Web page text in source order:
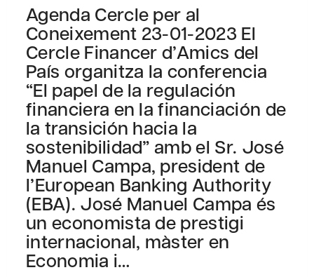
Agenda Cercle per al
Coneixement 23-01-2023 El
Cercle Financer d’Amics del
País organitza la conferencia
“El papel de la regulación
financiera en la financiación de
la transición hacia la
sostenibilidad” amb el Sr. José
Manuel Campa, president de
l’European Banking Authority
(EBA). José Manuel Campa és
un economista de prestigi
internacional, màster en
Economia i…